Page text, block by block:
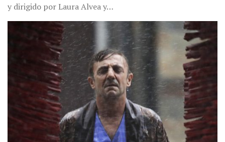
y dirigido por Laura Alvea y…